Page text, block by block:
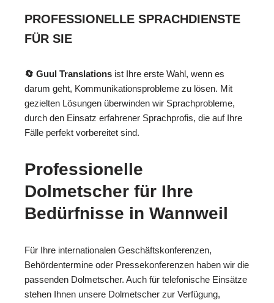
PROFESSIONELLE SPRACHDIENSTE
FÜR SIE
🔄 Guul Translations ist Ihre erste Wahl, wenn es
darum geht, Kommunikationsprobleme zu lösen. Mit
gezielten Lösungen überwinden wir Sprachprobleme,
durch den Einsatz erfahrener Sprachprofis, die auf Ihre
Fälle perfekt vorbereitet sind.
Professionelle
Dolmetscher für Ihre
Bedürfnisse in Wannweil
Für Ihre internationalen Geschäftskonferenzen,
Behördentermine oder Pressekonferenzen haben wir die
passenden Dolmetscher. Auch für telefonische Einsätze
stehen Ihnen unsere Dolmetscher zur Verfügung,